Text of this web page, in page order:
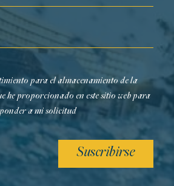
para el almacenamiento de la
he proporcionado en este sitio web para
a mi solicitud
Suscribirse